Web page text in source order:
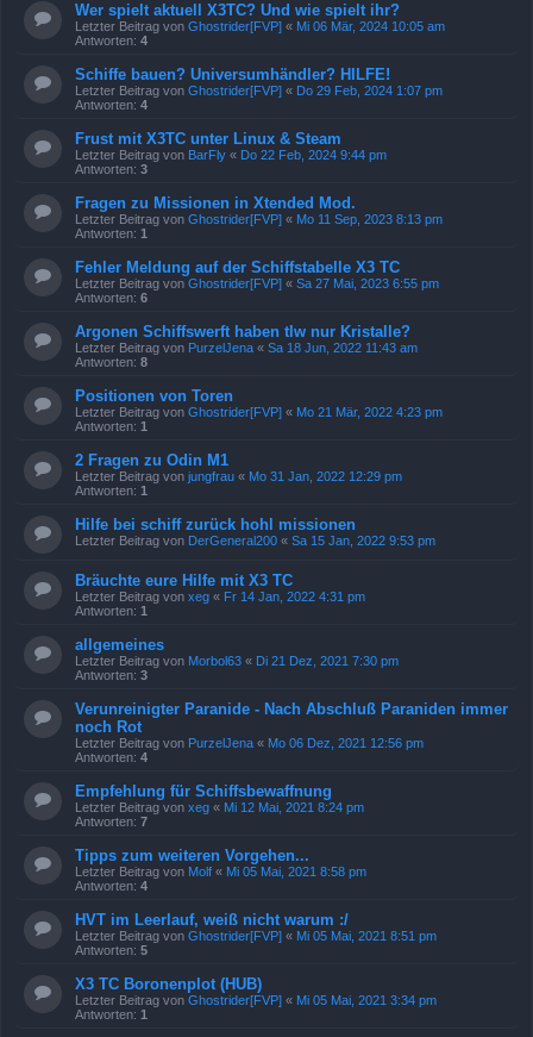
Wer spielt aktuell X3TC? Und wie spielt ihr?
Letzter Beitrag von Ghostrider[FVP] « Mi 06 Mär, 2024 10:05 am
Antworten: 4
Schiffe bauen? Universumhändler? HILFE!
Letzter Beitrag von Ghostrider[FVP] « Do 29 Feb, 2024 1:07 pm
Antworten: 4
Frust mit X3TC unter Linux & Steam
Letzter Beitrag von BarFly « Do 22 Feb, 2024 9:44 pm
Antworten: 3
Fragen zu Missionen in Xtended Mod.
Letzter Beitrag von Ghostrider[FVP] « Mo 11 Sep, 2023 8:13 pm
Antworten: 1
Fehler Meldung auf der Schiffstabelle X3 TC
Letzter Beitrag von Ghostrider[FVP] « Sa 27 Mai, 2023 6:55 pm
Antworten: 6
Argonen Schiffswerft haben tlw nur Kristalle?
Letzter Beitrag von PurzelJena « Sa 18 Jun, 2022 11:43 am
Antworten: 8
Positionen von Toren
Letzter Beitrag von Ghostrider[FVP] « Mo 21 Mär, 2022 4:23 pm
Antworten: 1
2 Fragen zu Odin M1
Letzter Beitrag von jungfrau « Mo 31 Jan, 2022 12:29 pm
Antworten: 1
Hilfe bei schiff zurück hohl missionen
Letzter Beitrag von DerGeneral200 « Sa 15 Jan, 2022 9:53 pm
Bräuchte eure Hilfe mit X3 TC
Letzter Beitrag von xeg « Fr 14 Jan, 2022 4:31 pm
Antworten: 1
allgemeines
Letzter Beitrag von Morbol63 « Di 21 Dez, 2021 7:30 pm
Antworten: 3
Verunreinigter Paranide - Nach Abschluß Paraniden immer
noch Rot
Letzter Beitrag von PurzelJena « Mo 06 Dez, 2021 12:56 pm
Antworten: 4
Empfehlung für Schiffsbewaffnung
Letzter Beitrag von xeg « Mi 12 Mai, 2021 8:24 pm
Antworten: 7
Tipps zum weiteren Vorgehen...
Letzter Beitrag von Molf « Mi 05 Mai, 2021 8:58 pm
Antworten: 4
HVT im Leerlauf, weiß nicht warum :/
Letzter Beitrag von Ghostrider[FVP] « Mi 05 Mai, 2021 8:51 pm
Antworten: 5
X3 TC Boronenplot (HUB)
Letzter Beitrag von Ghostrider[FVP] « Mi 05 Mai, 2021 3:34 pm
Antworten: 1